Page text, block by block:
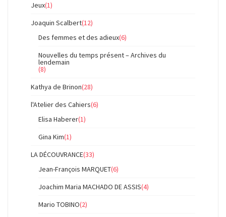
Jeux(1)
Joaquin Scalbert(12)
Des femmes et des adieux(6)
Nouvelles du temps présent – Archives du
lendemain
(8)
Kathya de Brinon(28)
l'Atelier des Cahiers(6)
Elisa Haberer(1)
Gina Kim(1)
LA DÉCOUVRANCE(33)
Jean-François MARQUET(6)
Joachim Maria MACHADO DE ASSIS(4)
Mario TOBINO(2)